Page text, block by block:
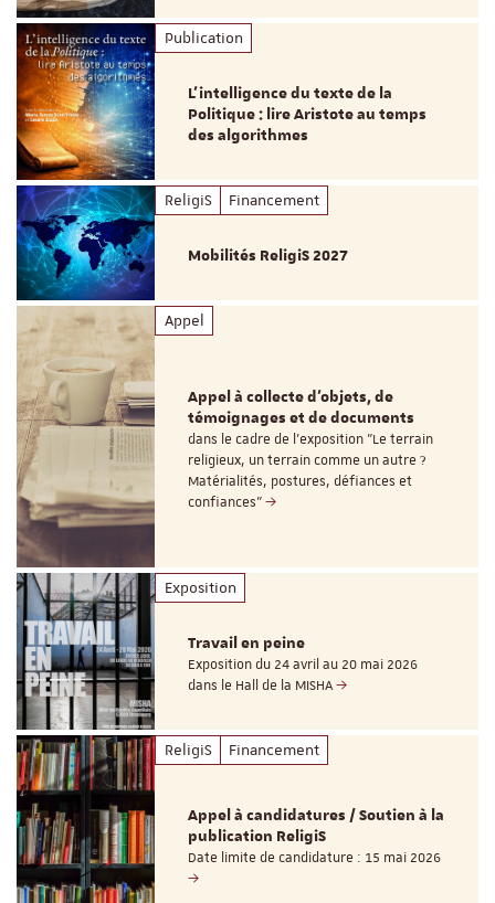
Publication
L’intelligence du texte de la
Politique : lire Aristote au temps
des algorithmes
ReligiS Financement
Mobilités ReligiS 2027
Appel
Appel à collecte d'objets, de
témoignages et de documents
dans le cadre de l'exposition "Le terrain
religieux, un terrain comme un autre ?
Matérialités, postures, défiances et
confiances"
Exposition
Travail en peine
Exposition du 24 avril au 20 mai 2026
dans le Hall de la MISHA
ReligiS Financement
Appel à candidatures / Soutien à la
publication ReligiS
Date limite de candidature : 15 mai 2026